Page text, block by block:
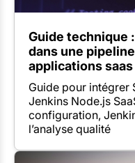
Guide technique
dans une
applications
Guide pour intégrer
Jenkins Node.js
configuration,
l’analyse qualité